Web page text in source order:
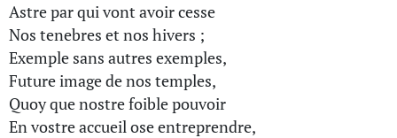
Astre par qui vont avoir cesse
Nos tenebres et nos hivers ;
Exemple sans autres exemples,
Future image de nos temples,
Quoy que nostre foible pouvoir
En vostre accueil ose entreprendre,